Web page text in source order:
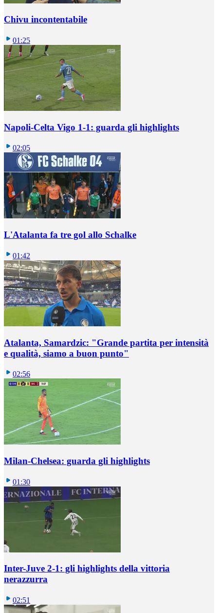
Chivu incontentabile
01:25
Napoli-Celta Vigo 1-1: guarda gli highlights
02:05
L'Atalanta fa tre gol allo Schalke
01:42
Atalanta, Samardzic: "Grande partita per intensità
e qualità, siamo a buon punto"
02:56
Milan-Chelsea: guarda gli highlights
01:30
Inter-Juve 2-1: gli highlights della vittoria
nerazzurra
02:51